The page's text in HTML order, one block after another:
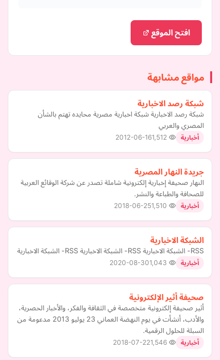
افتح الموقع
مواقع مشابهة
شبكة رصد الاخبارية
شبكة رصد الاخبارية شبكة اخبارية مصرية محايده تهتم بالشأن
المصري والعربي
أخبارية 2012-06-16
جريدة النهار المصرية
النهار صحيفة إخبارية إلكترونية شاملة تصدر عن شركة الوقائع العربية
للصحافة والطباعة والنشر.
أخبارية 2018-06-25
الشبكة الاخبارية
RSS- الشبكة الاخبارية RSS- الشبكة الاخبارية RSS- الشبكة الاخبارية
أخبارية 2020-08-30
صحيفة أثير الإلكترونية
أثير صحيفة إلكترونية متخصصة في الثقافة والفكر، والأخبار الحصرية،
والأدب، أنشأت في يوم النهضة العماني 23 يوليو 2013 مدعومة من
السبلة للحلول الرقمية.
أخبارية 2018-07-22